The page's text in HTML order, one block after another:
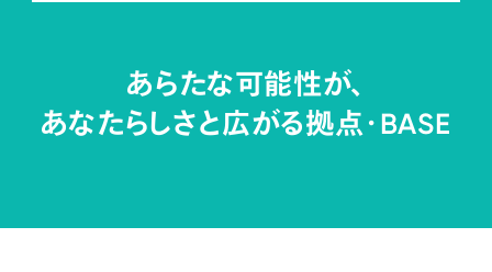
あらたな可能性が、
あなたらしさと広がる拠点・BASE